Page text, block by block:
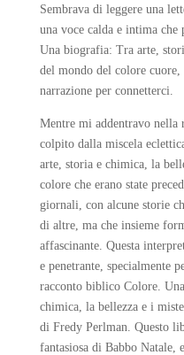
Sembrava di leggere una
una voce calda e intima
Una biografia: Tra arte,
del mondo del colore
narrazione per connetterci.
Mentre mi addentravo nella
colpito dalla miscela
arte, storia e chimica, la
colore che erano state
giornali, con alcune storie
di altre, ma che insieme
affascinante. Questa
e penetrante, specialmente
racconto biblico Colore.
chimica, la bellezza e i
di Fredy Perlman. Questo
fantasiosa di Babbo Natale,